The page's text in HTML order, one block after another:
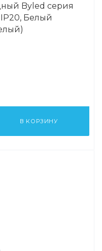
Byled серия
IP20, Белый
В КОРЗИНУ